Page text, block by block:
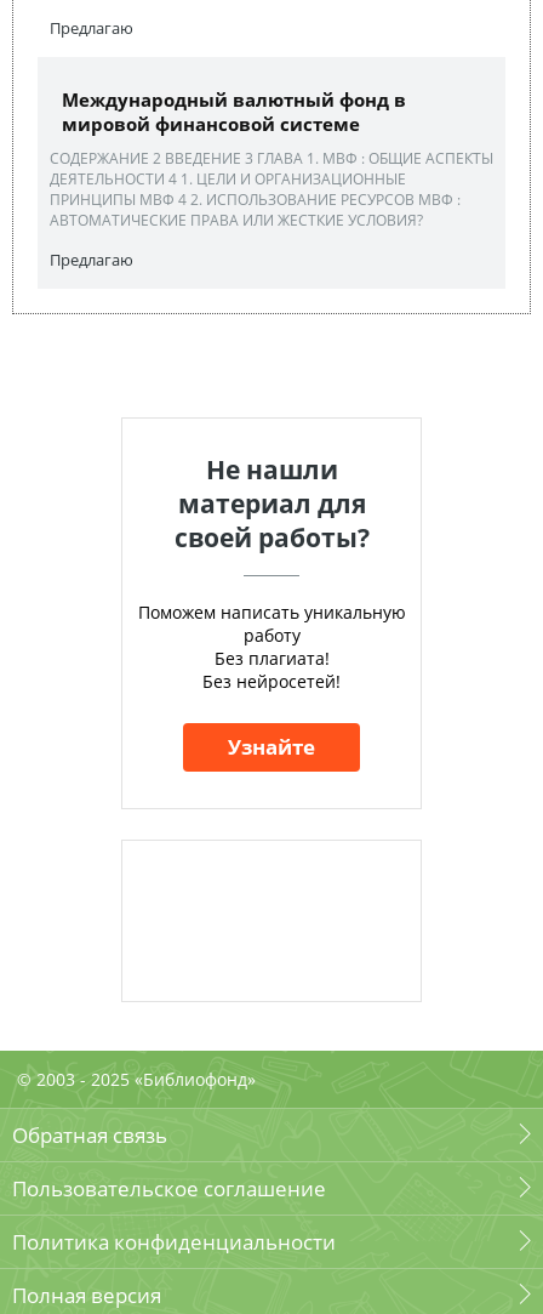
Предлагаю
Международный валютный фонд в
мировой финансовой системе
СОДЕРЖАНИЕ 2 ВВЕДЕНИЕ 3 ГЛАВА 1. МВФ : ОБЩИЕ АСПЕКТЫ
ДЕЯТЕЛЬНОСТИ 4 1. ЦЕЛИ И ОРГАНИЗАЦИОННЫЕ
ПРИНЦИПЫ МВФ 4 2. ИСПОЛЬЗОВАНИЕ РЕСУРСОВ МВФ :
АВТОМАТИЧЕСКИЕ ПРАВА ИЛИ ЖЕСТКИЕ УСЛОВИЯ?
Предлагаю
Не нашли
материал для
своей работы?
Поможем написать уникальную
работу
Без плагиата!
Без нейросетей!
Узнайте
© 2003 - 2025 «Библиофонд»
Обратная связь
Пользовательское соглашение
Политика конфиденциальности
Полная версия